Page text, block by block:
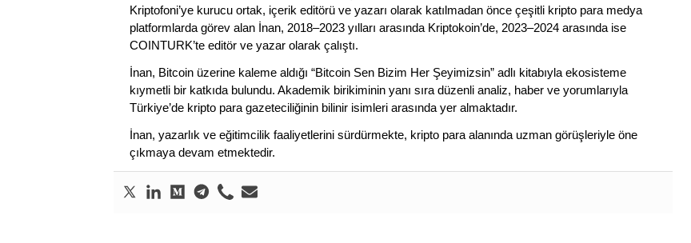
Kriptofoni’ye kurucu ortak, içerik editörü ve yazarı olarak katılmadan önce çeşitli kripto para medya
platformlarda görev alan İnan, 2018–2023 yılları arasında Kriptokoin’de, 2023–2024 arasında ise
COINTURK’te editör ve yazar olarak çalıştı.
İnan, Bitcoin üzerine kaleme aldığı “Bitcoin Sen Bizim Her Şeyimizsin” adlı kitabıyla ekosisteme
kıymetli bir katkıda bulundu. Akademik birikiminin yanı sıra düzenli analiz, haber ve yorumlarıyla
Türkiye’de kripto para gazeteciliğinin bilinir isimleri arasında yer almaktadır.
İnan, yazarlık ve eğitimcilik faaliyetlerini sürdürmekte, kripto para alanında uzman görüşleriyle öne
çıkmaya devam etmektedir.